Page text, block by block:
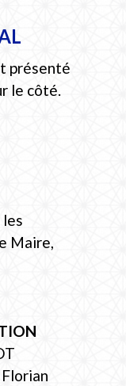
présenté
le côté.
Maire,